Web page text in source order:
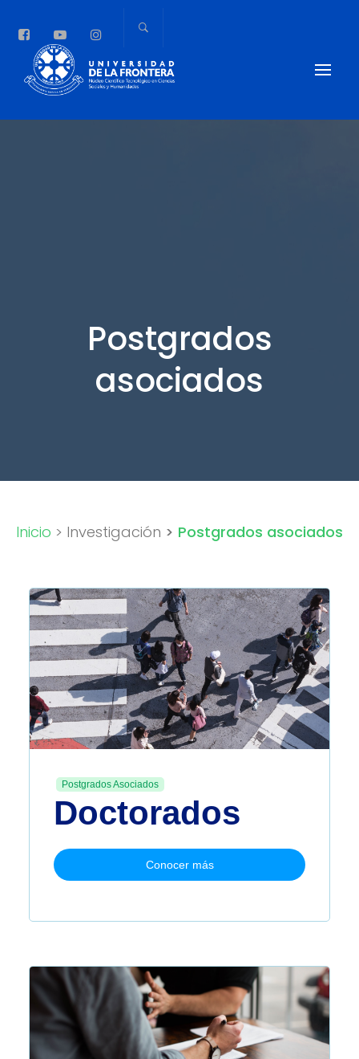
Postgrados
asociados
Inicio > Investigación > Postgrados asociados
Postgrados Asociados
Doctorados
Conocer más